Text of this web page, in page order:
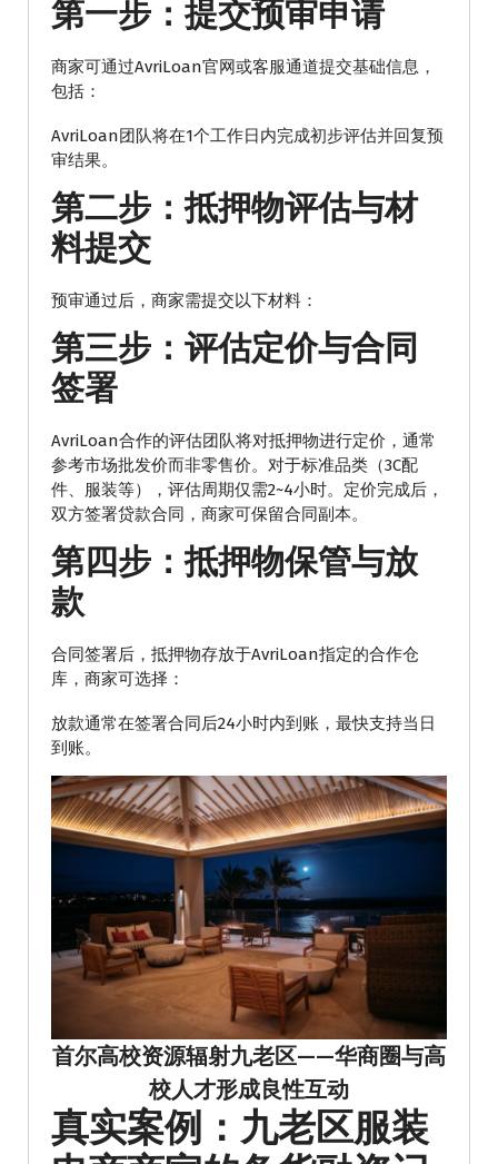
第一步：提交预审申请
商家可通过AvriLoan官网或客服通道提交基础信息，
包括：
AvriLoan团队将在1个工作日内完成初步评估并回复预
审结果。
第二步：抵押物评估与材
料提交
预审通过后，商家需提交以下材料：
第三步：评估定价与合同
签署
AvriLoan合作的评估团队将对抵押物进行定价，通常
参考市场批发价而非零售价。对于标准品类（3C配
件、服装等），评估周期仅需2~4小时。定价完成后，
双方签署贷款合同，商家可保留合同副本。
第四步：抵押物保管与放
款
合同签署后，抵押物存放于AvriLoan指定的合作仓
库，商家可选择：
放款通常在签署合同后24小时内到账，最快支持当日
到账。
首尔高校资源辐射九老区——华商圈与高
校人才形成良性互动
真实案例：九老区服装